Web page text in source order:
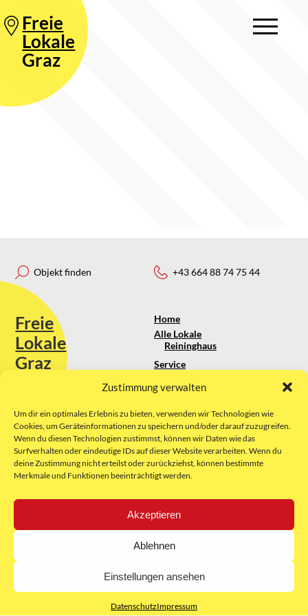
Zustimmung verwalten
Um dir ein optimales Erlebnis zu bieten, verwenden wir Technologien wie
Cookies, um Geräteinformationen zu speichern und/oder darauf zuzugreifen.
Wenn du diesen Technologien zustimmst, können wir Daten wie das
Surfverhalten oder eindeutige IDs auf dieser Website verarbeiten. Wenn du
deine Zustimmung nicht erteilst oder zurückziehst, können bestimmte
Merkmale und Funktionen beeinträchtigt werden.
Akzeptieren
Ablehnen
Einstellungen ansehen
DatenschutzImpressum
Freie
Lokale
Graz
Objekt finden
Freie
Lokale
Graz
Sie erreichen uns unter:
kontakt@freielokale-graz.at
Website by Rubikon Werbeagentur
GmbH
+43 664 88 74 75 44
Home
Alle Lokale
Reininghaus
Service
Über uns
Impressum
AGB
Datenschutz
E-Mail